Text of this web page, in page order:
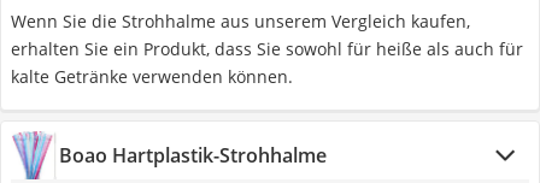
Wenn Sie die Strohhalme aus unserem Vergleich kaufen,
erhalten Sie ein Produkt, dass Sie sowohl für heiße als auch für
kalte Getränke verwenden können.
Boao Hartplastik-Strohhalme